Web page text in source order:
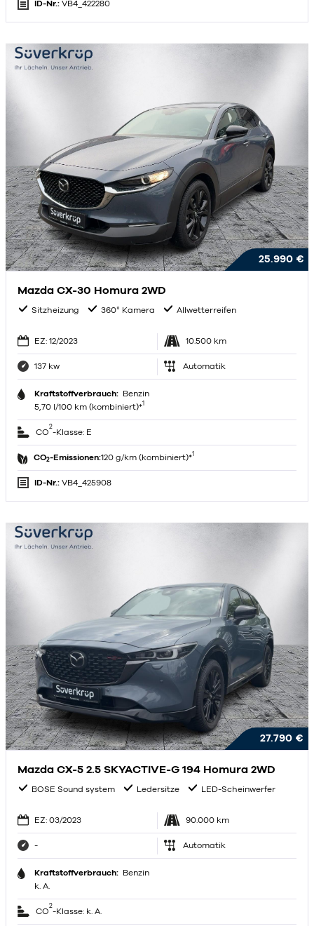
ID-Nr.: VB4_422280
25.990 €
Mazda CX-30 Homura 2WD
Sitzheizung 360° Kamera Allwetterreifen
EZ: 12/2023 10.500 km
137 kw Automatik
Kraftstoffverbrauch: Benzin
5,70 l/100 km (kombiniert)*1
CO
2
-Klasse: E
CO2-Emissionen:120 g/km (kombiniert)*1
ID-Nr.: VB4_425908
27.790 €
Mazda CX-5 2.5 SKYACTIVE-G 194 Homura 2WD
BOSE Sound system Ledersitze LED-Scheinwerfer
EZ: 03/2023 90.000 km
- Automatik
Kraftstoffverbrauch: Benzin
k. A.
CO
2
-Klasse: k. A.